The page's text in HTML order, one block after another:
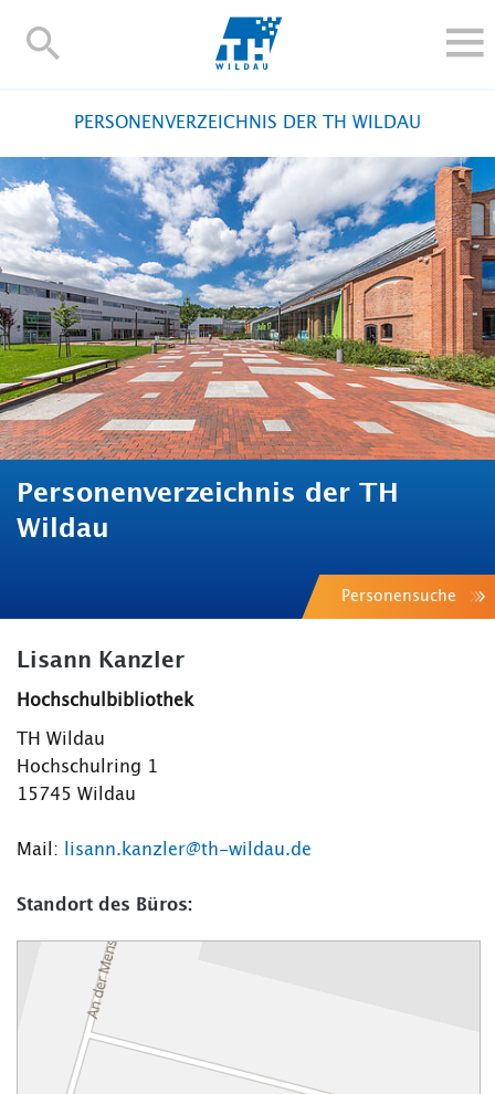
TH-
FORSCHUNG UND TRANSFER
ALUMNI
HOCHSCHULE
INTERNATIONAL
BESCHÄFTIGTE
Blogs Kontakt und Anfahrt Webmail Moodle
TH Online-Portal Personensuche English
PERSONENVERZEICHNIS DER TH WILDAU
Personenverzeichnis der TH
Wildau
Personensuche
Lisann Kanzler
Hochschulbibliothek
TH Wildau
Hochschulring 1
15745 Wildau
Mail: lisann.kanzler@th-wildau.de
Standort des Büros: